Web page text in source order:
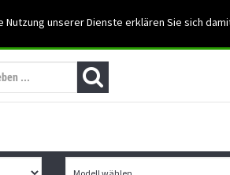
unserer Dienste erklären Sie sich
Support: 03501-